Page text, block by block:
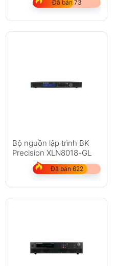
Đã bán 73
Bộ nguồn lập trình BK
Precision XLN8018-GL
Đã bán 622